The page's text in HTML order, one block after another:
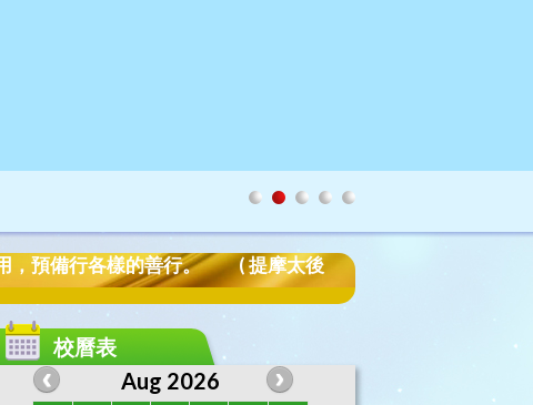
用，預備行各樣的善行。 ( 提摩太後
校曆表
Aug 2026